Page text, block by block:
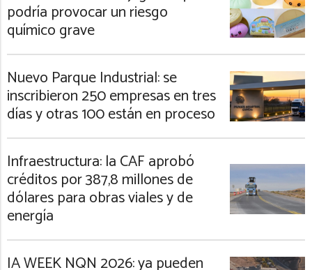
podría provocar un riesgo
químico grave
Nuevo Parque Industrial: se
inscribieron 250 empresas en tres
días y otras 100 están en proceso
Infraestructura: la CAF aprobó
créditos por 387,8 millones de
dólares para obras viales y de
energía
IA WEEK NQN 2026: ya pueden